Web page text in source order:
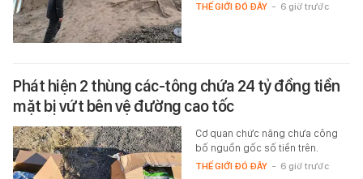
THẾ GIỚI ĐÓ ĐÂY - 6 giờ trước
Phát hiện 2 thùng các-tông chứa 24 tỷ đồng tiền
mặt bị vứt bên vệ đường cao tốc
Cơ quan chức năng chưa công
bố nguồn gốc số tiền trên.
THẾ GIỚI ĐÓ ĐÂY - 6 giờ trước